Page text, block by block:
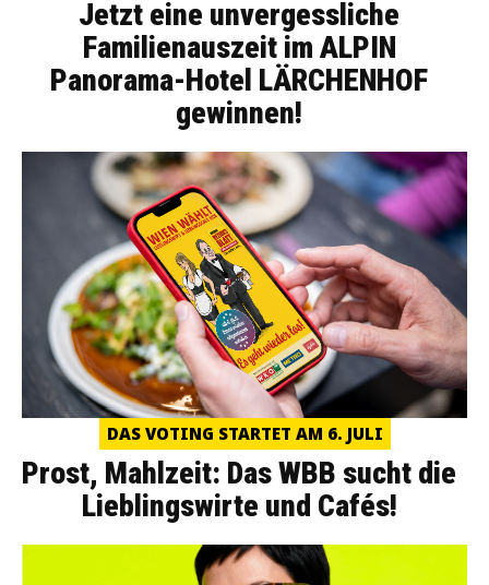
Jetzt eine unvergessliche
Familienauszeit im ALPIN
Panorama-Hotel LÄRCHENHOF
gewinnen!
DAS VOTING STARTET AM 6. JULI
Prost, Mahlzeit: Das WBB sucht die
Lieblingswirte und Cafés!